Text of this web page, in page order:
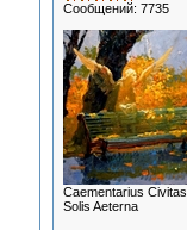
Сообщений: 7735
Сaementarius Civitas
Solis Aeterna